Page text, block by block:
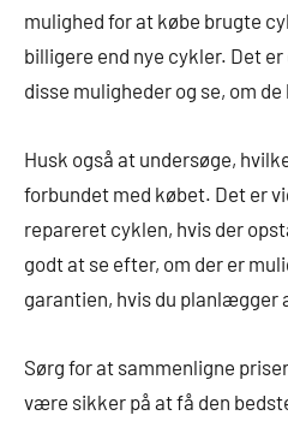
mulighed for at købe brugte
billigere end nye cykler. Det
disse muligheder og se, om
Husk også at undersøge,
forbundet med købet. Det er
repareret cyklen, hvis der
godt at se efter, om der er
garantien, hvis du planlægger
Sørg for at sammenligne
være sikker på at få den